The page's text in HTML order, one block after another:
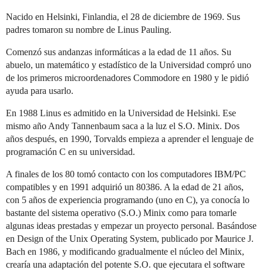
Nacido en Helsinki, Finlandia, el 28 de diciembre de 1969. Sus
padres tomaron su nombre de Linus Pauling.
Comenzó sus andanzas informáticas a la edad de 11 años. Su
abuelo, un matemático y estadístico de la Universidad compró uno
de los primeros microordenadores Commodore en 1980 y le pidió
ayuda para usarlo.
En 1988 Linus es admitido en la Universidad de Helsinki. Ese
mismo año Andy Tannenbaum saca a la luz el S.O. Minix. Dos
años después, en 1990, Torvalds empieza a aprender el lenguaje de
programación C en su universidad.
A finales de los 80 tomó contacto con los computadores IBM/PC
compatibles y en 1991 adquirió un 80386. A la edad de 21 años,
con 5 años de experiencia programando (uno en C), ya conocía lo
bastante del sistema operativo (S.O.) Minix como para tomarle
algunas ideas prestadas y empezar un proyecto personal. Basándose
en Design of the Unix Operating System, publicado por Maurice J.
Bach en 1986, y modificando gradualmente el núcleo del Minix,
crearía una adaptación del potente S.O. que ejecutara el software